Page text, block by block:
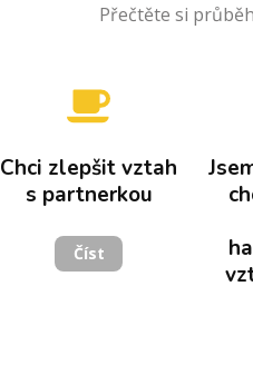
Přečtěte si
Chci zlepšit vztah
s partnerkou
Číst